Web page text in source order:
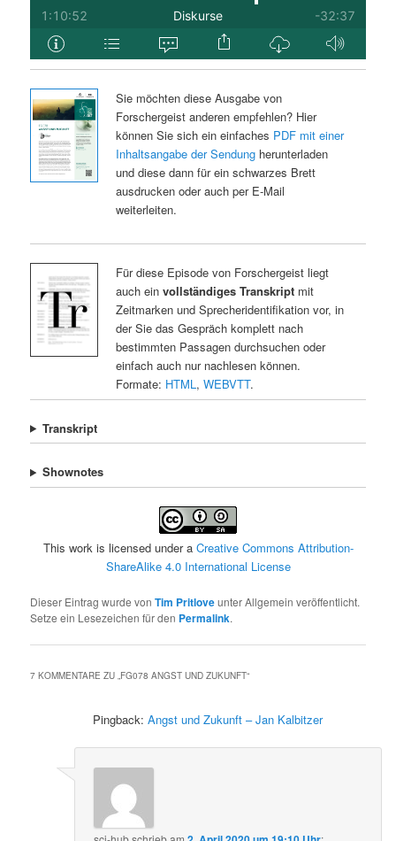
Sie möchten diese Ausgabe von
Forschergeist anderen empfehlen? Hier
können Sie sich ein einfaches PDF mit einer
Inhaltsangabe der Sendungherunterladen
und diese dann für ein schwarzes Brett
ausdrucken oder auch per E-Mail
weiterleiten.
Für diese Episode von Forschergeist liegt
auch ein vollständiges Transkriptmit
Zeitmarken und Sprecheridentifikation vor, in
der Sie das Gespräch komplett nach
bestimmten Passagen durchsuchen oder
einfach auch nur nachlesen können.
Formate: HTML, WEBVTT.
Transkript
Shownotes
This work is licensed under a Creative Commons Attribution-
ShareAlike 4.0 International License
Dieser Eintrag wurde vonTim Pritloveunter Allgemein veröffentlicht.
Setze ein Lesezeichen für den Permalink.
7 KOMMENTARE ZU „FG078 ANGST UND ZUKUNFT“
Pingback:Angst und Zukunft – Jan Kalbitzer